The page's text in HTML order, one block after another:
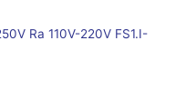
Ra 110V-220V FS1.I-